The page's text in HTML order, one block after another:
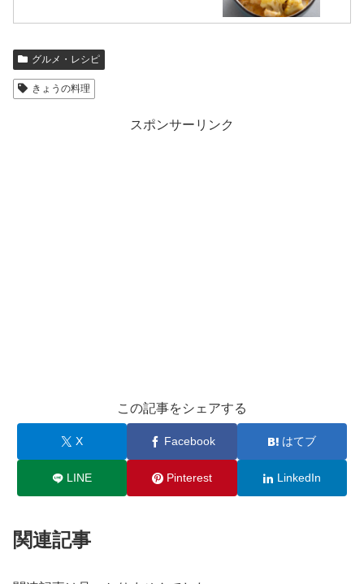
グルメ・レシピ
きょうの料理
スポンサーリンク
この記事をシェアする
X Facebook はてブ
LINE Pinterest LinkedIn
関連記事